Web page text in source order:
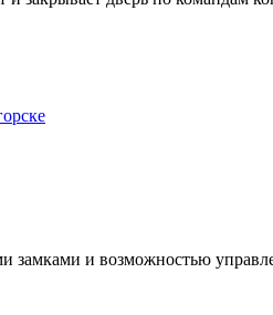
замками и возможностью